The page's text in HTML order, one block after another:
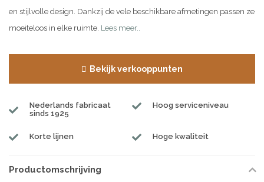
en stijlvolle design. Dankzij de vele beschikbare afmetingen passen ze
moeiteloos in elke ruimte. Lees meer..
Bekijk verkooppunten
Nederlands fabricaat
sinds 1925
Hoog serviceniveau
Korte lijnen Hoge kwaliteit
Productomschrijving